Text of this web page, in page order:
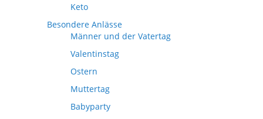
Keto
Besondere Anlässe
Männer und der Vatertag
Valentinstag
Ostern
Muttertag
Babyparty